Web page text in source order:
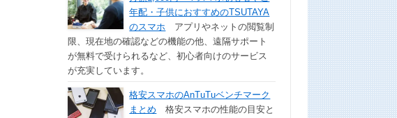
年配・子供におすすめのTSUTAYA
のスマホ アプリやネットの閲覧制
限、現在地の確認などの機能の他、遠隔サポート
が無料で受けられるなど、初心者向けのサービス
が充実しています。
格安スマホのAnTuTuベンチマーク
まとめ 格安スマホの性能の目安と